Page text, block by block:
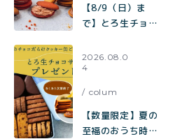
【8/9（日）ま
で】とろ生チョコ
ャンペーン開催
中！
2026.08.0
4
colum
【数量限定】夏の
至福のおうち時間